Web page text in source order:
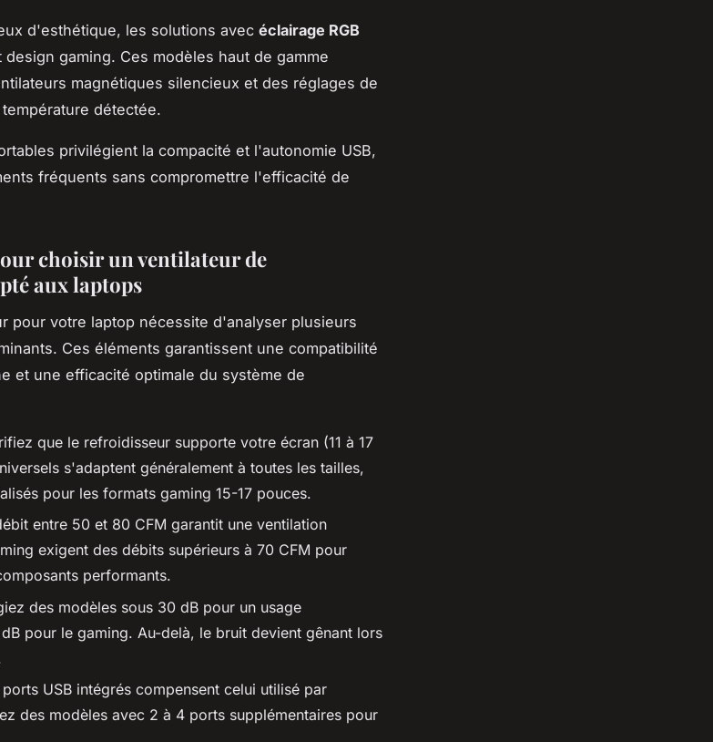
d'esthétique, les solutions avec éclairage RGB
gaming. Ces modèles haut de gamme
magnétiques silencieux et des réglages de
détectée.
privilégient la compacité et l'autonomie USB,
fréquents sans compromettre l'efficacité de
choisir un ventilateur de
aux laptops
pour votre laptop nécessite d'analyser plusieurs
Ces éléments garantissent une compatibilité
et une efficacité optimale du système de
que le refroidisseur supporte votre écran (11 à 17
s'adaptent généralement à toutes les tailles,
pour les formats gaming 15-17 pouces.
entre 50 et 80 CFM garantit une ventilation
exigent des débits supérieurs à 70 CFM pour
performants.
des modèles sous 30 dB pour un usage
pour le gaming. Au-delà, le bruit devient gênant lors
ports USB intégrés compensent celui utilisé par
des modèles avec 2 à 4 ports supplémentaires pour